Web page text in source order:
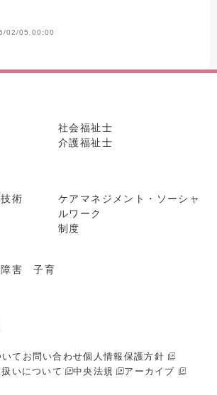
02/05 00:00
社会福祉士
介護福祉士
術
ケアマネジメント・ソーシャ
ルワーク
制度
害 子育
て お問い合わせ個人情報保護方針
いについて
中央法規 アーカイブ